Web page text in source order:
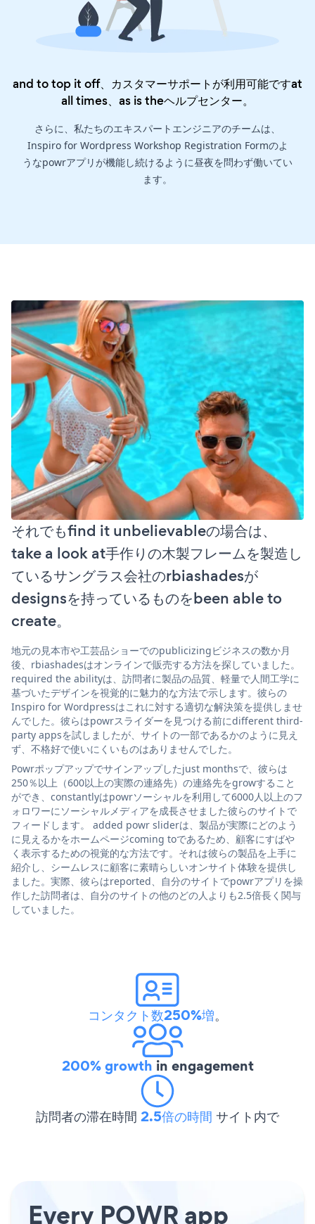
and to top it off、カスタマーサポートが利用可能ですat
all times、as is theヘルプセンター。
さらに、私たちのエキスパートエンジニアのチームは、
Inspiro for Wordpress Workshop Registration Formのよ
うなpowrアプリが機能し続けるように昼夜を問わず働いてい
ます。
それでもfind it unbelievableの場合は、
take a look at手作りの木製フレームを製造し
ているサングラス会社のrbiashadesが
designsを持っているものをbeen able to
create。
地元の見本市や工芸品ショーでのpublicizingビジネスの数か月
後、rbiashadesはオンラインで販売する方法を探していました。
required the abilityは、訪問者に製品の品質、軽量で人間工学に
基づいたデザインを視覚的に魅力的な方法で示します。彼らの
Inspiro for Wordpressはこれに対する適切な解決策を提供しませ
んでした。彼らはpowrスライダーを見つける前にdifferent third-
party appsを試しましたが、サイトの一部であるかのように見え
ず、不格好で使いにくいものはありませんでした。
Powrポップアップでサインアップしたjust monthsで、彼らは
250％以上（600以上の実際の連絡先）の連絡先をgrowすること
ができ、constantlyはpowrソーシャルを利用して6000人以上のフ
ォロワーにソーシャルメディアを成長させました彼らのサイトで
フィードします。 added powr sliderは、製品が実際にどのよう
に見えるかをホームページcoming toであるため、顧客にすばや
く表示するための視覚的な方法です。それは彼らの製品を上手に
紹介し、シームレスに顧客に素晴らしいオンサイト体験を提供し
ました。実際、彼らはreported、自分のサイトでpowrアプリを操
作した訪問者は、自分のサイトの他のどの人よりも2.5倍長く関与
していました。
コンタクト数250%増。
200% growth in engagement
訪問者の滞在時間 2.5倍の時間 サイト内で
Every POWR app